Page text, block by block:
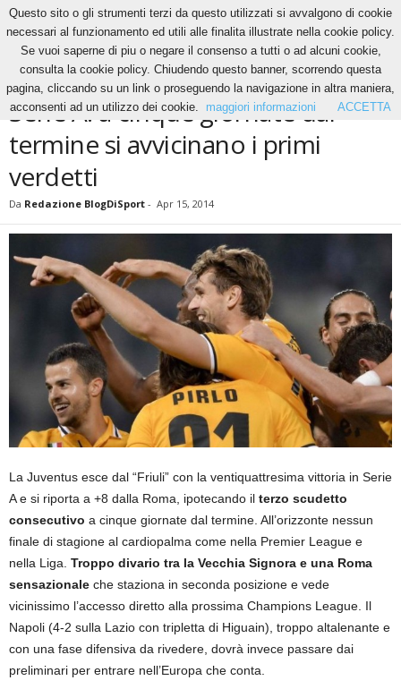
News Serie A: a cinque giornate dal termine si avvicinano i primi verdetti
NEWS
Serie A: a cinque giornate dal
termine si avvicinano i primi
verdetti
Da Redazione BlogDiSport - Apr 15, 2014
La Juventus esce dal “Friuli” con la ventiquattresima vittoria in Serie
A e si riporta a +8 dalla Roma, ipotecando il terzo scudetto
consecutivo a cinque giornate dal termine. All’orizzonte nessun
finale di stagione al cardiopalma come nella Premier League e
nella Liga. Troppo divario tra la Vecchia Signora e una Roma
sensazionale che staziona in seconda posizione e vede
vicinissimo l’accesso diretto alla prossima Champions League. Il
Napoli (4-2 sulla Lazio con tripletta di Higuain), troppo altalenante e
con una fase difensiva da rivedere, dovrà invece passare dai
preliminari per entrare nell’Europa che conta.
Questo sito o gli strumenti terzi da questo utilizzati si avvalgono di cookie
necessari al funzionamento ed utili alle finalita illustrate nella cookie policy.
Se vuoi saperne di piu o negare il consenso a tutti o ad alcuni cookie,
consulta la cookie policy. Chiudendo questo banner, scorrendo questa
pagina, cliccando su un link o proseguendo la navigazione in altra maniera,
acconsenti ad un utilizzo dei cookie.
maggiori informazioni ACCETTA